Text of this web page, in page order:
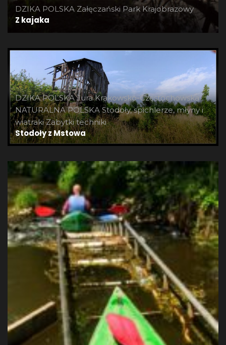
DZIKA POLSKA Załęczański Park Krajobrazowy
Z kajaka
DZIKA POLSKA Jura Krakowsko-Częstochowska
NATURALNA POLSKA Stodoły, spichlerze, młyny i
wiatraki Zabytki techniki
Stodoły z Mstowa